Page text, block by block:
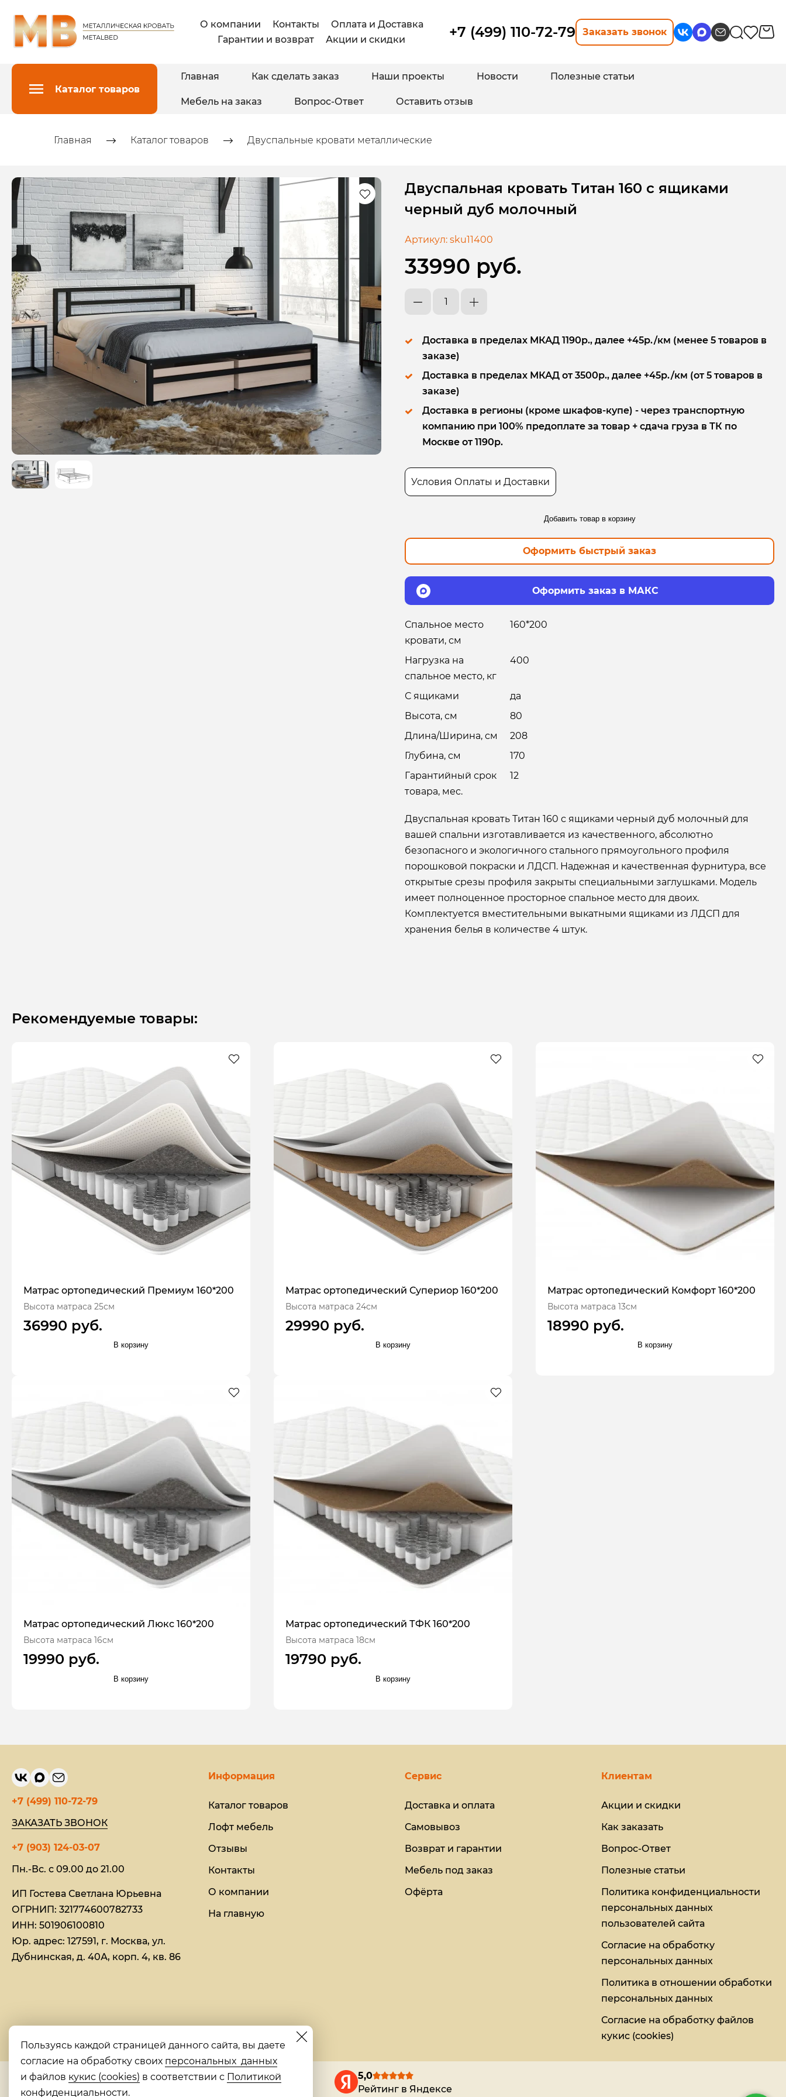
О компании Контакты
Оплата и Доставка
Гарантии и возврат
Акции и скидки +7 (499) 110-72-79 Заказать звонок
Каталог товаров
Главная Как сделать заказ Наши проекты Новости Полезные статьи
Мебель на заказ Вопрос-Ответ Оставить отзыв
Главная Каталог товаров Двуспальные кровати металлические
Двуспальная кровать Титан 160 с ящиками
черный дуб молочный
Артикул: sku11400
33990 руб.
Доставка в пределах МКАД 1190р., далее +45р./км (менее 5 товаров в
заказе)
Доставка в пределах МКАД от 3500р., далее +45р./км (от 5 товаров в
заказе)
Доставка в регионы (кроме шкафов-купе) - через транспортную
компанию при 100% предоплате за товар + сдача груза в ТК по
Москве от 1190р.
Условия Оплаты и Доставки
Добавить товар в корзину
Оформить быстрый заказ
Оформить заказ в МАКС
Спальное место
кровати, см
160*200
Нагрузка на
спальное место, кг
400
С ящиками
да
Высота, см
80
Длина/Ширина, см
208
Глубина, см
170
Гарантийный срок
товара, мес.
12
Двуспальная кровать Титан 160 с ящиками черный дуб молочный для
вашей спальни изготавливается из качественного, абсолютно
безопасного и экологичного стального прямоугольного профиля
порошковой покраски и ЛДСП. Надежная и качественная фурнитура, все
открытые срезы профиля закрыты специальными заглушками. Модель
имеет полноценное просторное спальное место для двоих.
Комплектуется вместительными выкатными ящиками из ЛДСП для
хранения белья в количестве 4 штук.
Рекомендуемые товары:
Матрас ортопедический Премиум 160*200
Высота матраса 25см
36990 руб.
В корзину
Матрас ортопедический Супериор 160*200
Высота матраса 24см
29990 руб.
В корзину
Матрас ортопедический Комфорт 160*200
Высота матраса 13см
18990 руб.
В корзину
Матрас ортопедический Люкс 160*200
Высота матраса 16см
19990 руб.
В корзину
Матрас ортопедический ТФК 160*200
Высота матраса 18см
19790 руб.
В корзину
+7 (499) 110-72-79
ЗАКАЗАТЬ ЗВОНОК
+7 (903) 124-03-07
Пн.-Вс. с 09.00 до 21.00
ИП Гостева Светлана Юрьевна​
ОГРНИП: 321774600782733
ИНН: 501906100810
Юр. адрес: 127591, г. Москва, ул.
Дубнинская, д. 40А, корп. 4, кв. 86
Информация
Каталог товаров
Лофт мебель
Отзывы
Контакты
О компании
На главную
Сервис
Доставка и оплата
Самовывоз
Возврат и гарантии
Мебель под заказ
Офёрта
Клиентам
Акции и скидки
Как заказать
Вопрос-Ответ
Полезные статьи
Политика конфиденциальности
персональных данных
пользователей сайта
Согласие на обработку
персональных данных
Политика в отношении обработки
персональных данных
Согласие на обработку файлов
кукис (cookies)
5,0
Рейтинг в Яндексе
Пользуясь каждой страницей данного сайта, вы даете
согласие на обработку своих персональных данных
и файлов кукис (cookies) в соответствии с Политикой
конфиденциальности.